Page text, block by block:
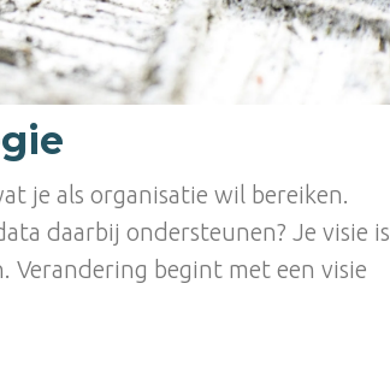
je als organisatie wil bereiken.
daarbij ondersteunen? Je visie is
Verandering begint met een visie